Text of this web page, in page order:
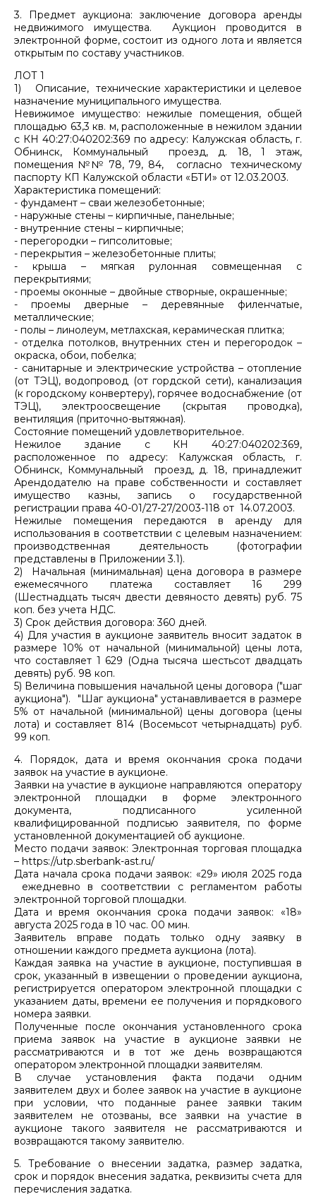
3. Предмет аукциона: заключение договора аренды
недвижимого имущества. Аукцион проводится в
электронной форме, состоит из одного лота и является
открытым по составу участников.
ЛОТ 1
1) Описание, технические характеристики и целевое
назначение муниципального имущества.
Невижимое имущество: нежилые помещения, общей
площадью 63,3 кв. м, расположенные в нежилом здании
с КН 40:27:040202:369 по адресу: Калужская область, г.
Обнинск, Коммунальный проезд, д. 18, 1 этаж,
помещения №№ 78, 79, 84, согласно техническому
паспорту КП Калужской области «БТИ» от 12.03.2003.
Характеристика помещений:
- фундамент – сваи железобетонные;
- наружные стены – кирпичные, панельные;
- внутренние стены – кирпичные;
- перегородки – гипсолитовые;
- перекрытия – железобетонные плиты;
- крыша – мягкая рулонная совмещенная с
перекрытиями;
- проемы оконные – двойные створные, окрашенные;
- проемы дверные – деревянные филенчатые,
металлические;
- полы – линолеум, метлахская, керамическая плитка;
- отделка потолков, внутренних стен и перегородок –
окраска, обои, побелка;
- санитарные и электрические устройства – отопление
(от ТЭЦ), водопровод (от гордской сети), канализация
(к городскому конвертеру), горячее водоснабжение (от
ТЭЦ), электроосвещение (скрытая проводка),
вентиляция (приточно-вытяжная).
Состояние помещений удовлетворительное.
Нежилое здание с КН 40:27:040202:369,
расположенное по адресу: Калужская область, г.
Обнинск, Коммунальный проезд, д. 18, принадлежит
Арендодателю на праве собственности и составляет
имущество казны, запись о государственной
регистрации права 40-01/27-27/2003-118 от 14.07.2003.
Нежилые помещения передаются в аренду для
использования в соответствии с целевым назначением:
производственная деятельность (фотографии
представлены в Приложении 3.1).
2) Начальная (минимальная) цена договора в размере
ежемесячного платежа составляет 16 299
(Шестнадцать тысяч двести девяносто девять) руб. 75
коп. без учета НДС.
3) Срок действия договора: 360 дней.
4) Для участия в аукционе заявитель вносит задаток в
размере 10% от начальной (минимальной) цены лота,
что составляет 1 629 (Одна тысяча шестьсот двадцать
девять) руб. 98 коп.
5) Величина повышения начальной цены договора ("шаг
аукциона"). "Шаг аукциона" устанавливается в размере
5% от начальной (минимальной) цены договора (цены
лота) и составляет 814 (Восемьсот четырнадцать) руб.
99 коп.
4. Порядок, дата и время окончания срока подачи
заявок на участие в аукционе.
Заявки на участие в аукционе направляются оператору
электронной площадки в форме электронного
документа, подписанного усиленной
квалифицированной подписью заявителя, по форме
установленной документацией об аукционе.
Место подачи заявок: Электронная торговая площадка
– https://utp.sberbank-ast.ru/
Дата начала срока подачи заявок: «29» июля 2025 года
ежедневно в соответствии с регламентом работы
электронной торговой площадки.
Дата и время окончания срока подачи заявок: «18»
августа 2025 года в 10 час. 00 мин.
Заявитель вправе подать только одну заявку в
отношении каждого предмета аукциона (лота).
Каждая заявка на участие в аукционе, поступившая в
срок, указанный в извещении о проведении аукциона,
регистрируется оператором электронной площадки с
указанием даты, времени ее получения и порядкового
номера заявки.
Полученные после окончания установленного срока
приема заявок на участие в аукционе заявки не
рассматриваются и в тот же день возвращаются
оператором электронной площадки заявителям.
В случае установления факта подачи одним
заявителем двух и более заявок на участие в аукционе
при условии, что поданные ранее заявки таким
заявителем не отозваны, все заявки на участие в
аукционе такого заявителя не рассматриваются и
возвращаются такому заявителю.
5. Требование о внесении задатка, размер задатка,
срок и порядок внесения задатка, реквизиты счета для
перечисления задатка.